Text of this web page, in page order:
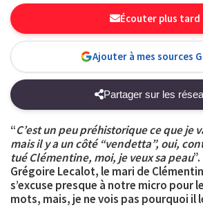
Écouter plus tard
Ajouter à mes sources
Partager sur les
“C’est un peu préhistorique ce que je
mais il y a un côté “vendetta”, oui,
tué Clémentine, moi, je veux sa peau”.
Grégoire Lecalot, le mari de
s’excuse presque à notre micro pour
mots, mais, je ne vois pas pourquoi il